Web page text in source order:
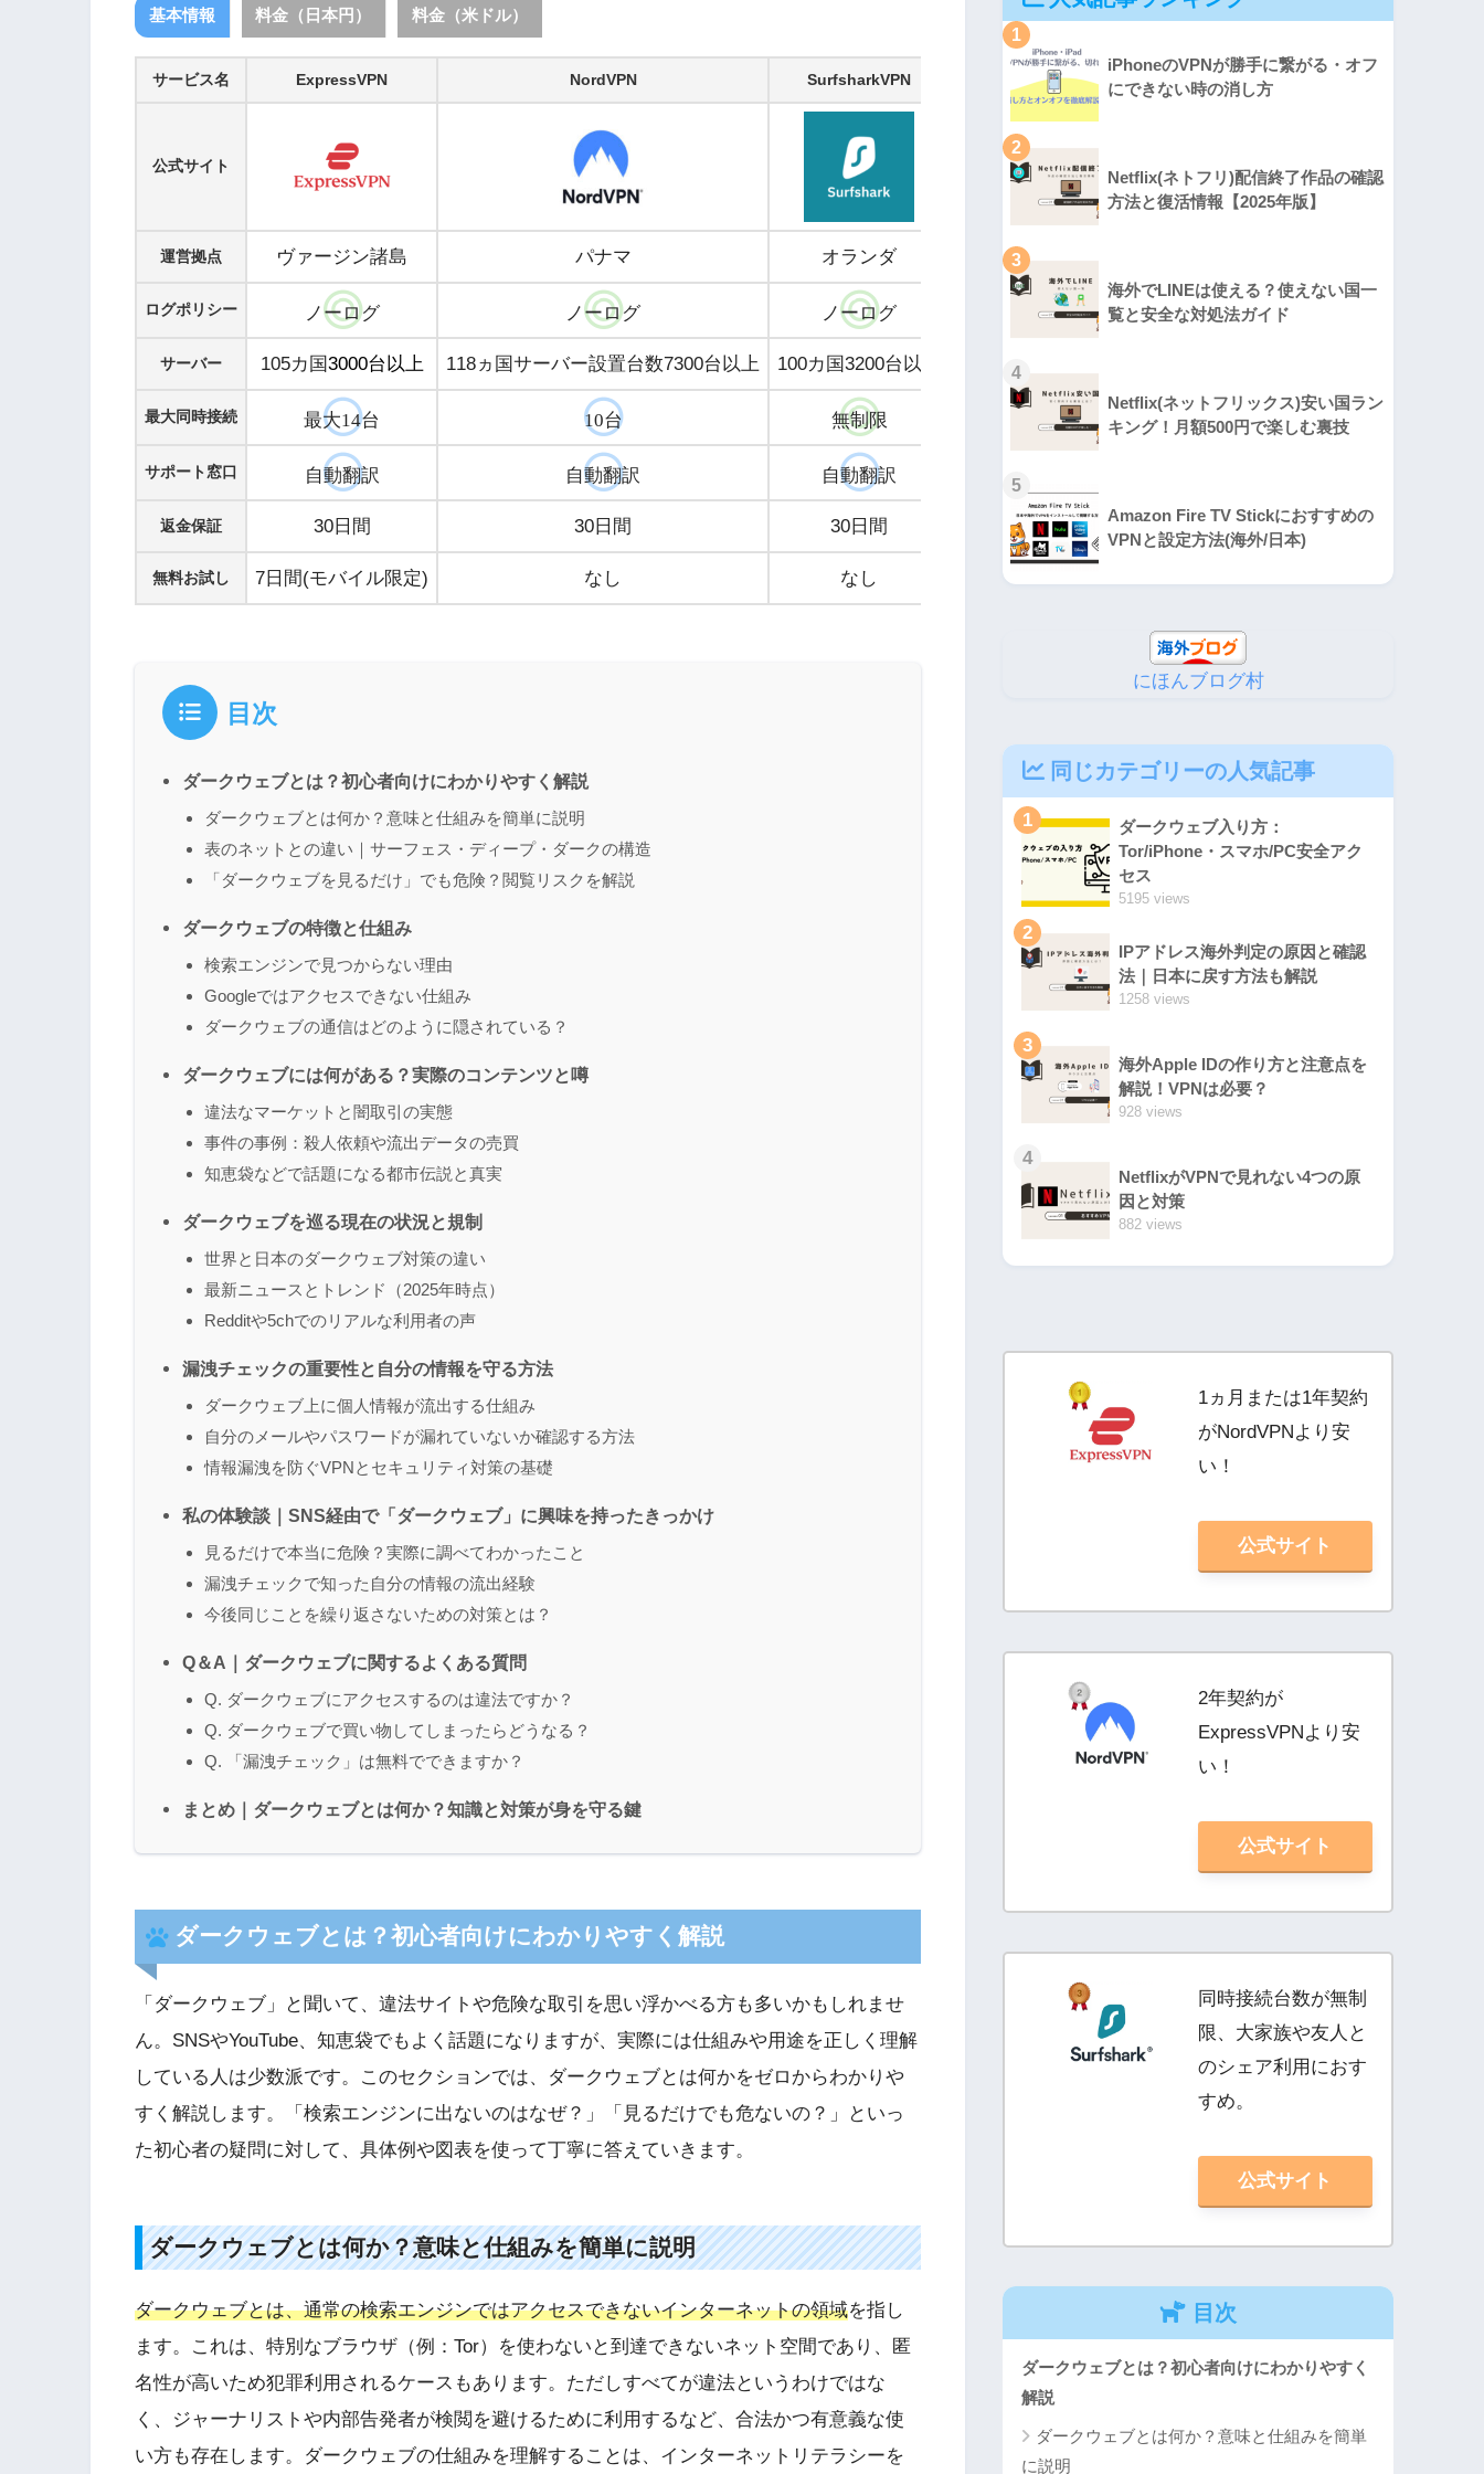
基本情報 料金（日本円） 料金（米ドル）
サービス名 ExpressVPN NordVPN SurfsharkVPN
公式サイト
運営拠点 ヴァージン諸島 パナマ オランダ
ログポリシー ノーログ ノーログ ノーログ
サーバー 105カ国3000台以上 118ヵ国サーバー設置台数7300台以上 100カ国3200台以上
最大同時接続 最大14台 10台 無制限
サポート窓口 自動翻訳 自動翻訳 自動翻訳
返金保証 30日間 30日間 30日間
無料お試し 7日間(モバイル限定) なし なし
目次
ダークウェブとは？初心者向けにわかりやすく解説
ダークウェブとは何か？意味と仕組みを簡単に説明
表のネットとの違い｜サーフェス・ディープ・ダークの構造
「ダークウェブを見るだけ」でも危険？閲覧リスクを解説
ダークウェブの特徴と仕組み
検索エンジンで見つからない理由
Googleではアクセスできない仕組み
ダークウェブの通信はどのように隠されている？
ダークウェブには何がある？実際のコンテンツと噂
違法なマーケットと闇取引の実態
事件の事例：殺人依頼や流出データの売買
知恵袋などで話題になる都市伝説と真実
ダークウェブを巡る現在の状況と規制
世界と日本のダークウェブ対策の違い
最新ニュースとトレンド（2025年時点）
Redditや5chでのリアルな利用者の声
漏洩チェックの重要性と自分の情報を守る方法
ダークウェブ上に個人情報が流出する仕組み
自分のメールやパスワードが漏れていないか確認する方法
情報漏洩を防ぐVPNとセキュリティ対策の基礎
私の体験談｜SNS経由で「ダークウェブ」に興味を持ったきっかけ
見るだけで本当に危険？実際に調べてわかったこと
漏洩チェックで知った自分の情報の流出経験
今後同じことを繰り返さないための対策とは？
Q＆A｜ダークウェブに関するよくある質問
Q. ダークウェブにアクセスするのは違法ですか？
Q. ダークウェブで買い物してしまったらどうなる？
Q. 「漏洩チェック」は無料でできますか？
まとめ｜ダークウェブとは何か？知識と対策が身を守る鍵
ダークウェブとは？初心者向けにわかりやすく解説
「ダークウェブ」と聞いて、違法サイトや危険な取引を思い浮かべる方も多いかもしれませ
ん。SNSやYouTube、知恵袋でもよく話題になりますが、実際には仕組みや用途を正しく理解
している人は少数派です。このセクションでは、ダークウェブとは何かをゼロからわかりや
すく解説します。「検索エンジンに出ないのはなぜ？」「見るだけでも危ないの？」といっ
た初心者の疑問に対して、具体例や図表を使って丁寧に答えていきます。
ダークウェブとは何か？意味と仕組みを簡単に説明
ダークウェブとは、通常の検索エンジンではアクセスできないインターネットの領域を指し
ます。これは、特別なブラウザ（例：Tor）を使わないと到達できないネット空間であり、匿
名性が高いため犯罪利用されるケースもあります。ただしすべてが違法というわけではな
く、ジャーナリストや内部告発者が検閲を避けるために利用するなど、合法かつ有意義な使
い方も存在します。ダークウェブの仕組みを理解することは、インターネットリテラシーを
1
iPhoneのVPNが勝手に繋がる・オフ
にできない時の消し方
2
Netflix(ネトフリ)配信終了作品の確認
方法と復活情報【2025年版】
3
海外でLINEは使える？使えない国一
覧と安全な対処法ガイド
4
Netflix(ネットフリックス)安い国ラン
キング！月額500円で楽しむ裏技
5
Amazon Fire TV Stickにおすすめの
VPNと設定方法(海外/日本)
にほんブログ村
同じカテゴリーの人気記事
1
​ダークウェブ入り方：
Tor/iPhone・スマホ/PC安全アク
セス
5195 views
2
IPアドレス海外判定の原因と確認
法｜日本に戻す方法も解説
1258 views
3
海外Apple IDの作り方と注意点を
解説！VPNは必要？
928 views
4
NetflixがVPNで見れない4つの原
因と対策
882 views
1ヵ月または1年契約
がNordVPNより安
い！
公式サイト
2年契約が
ExpressVPNより安
い！
公式サイト
同時接続台数が無制
限、大家族や友人と
のシェア利用におす
すめ。
公式サイト
目次
ダークウェブとは？初心者向けにわかりやすく
解説
ダークウェブとは何か？意味と仕組みを簡単
に説明